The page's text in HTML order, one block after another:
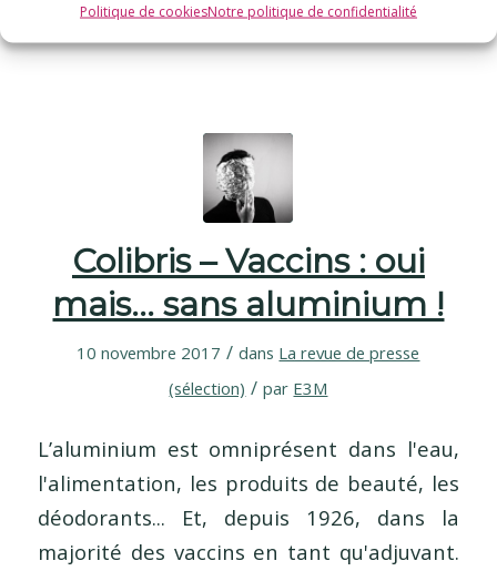
Politique de cookiesNotre politique de confidentialité
désastreuses pour la santé. Au lieu d’en…
Colibris – Vaccins : oui
mais… sans aluminium !
10 novembre 2017 / dans La revue de presse
(sélection) / par E3M
L’aluminium est omniprésent dans l'eau,
l'alimentation, les produits de beauté, les
déodorants... Et, depuis 1926, dans la
majorité des vaccins en tant qu'adjuvant.